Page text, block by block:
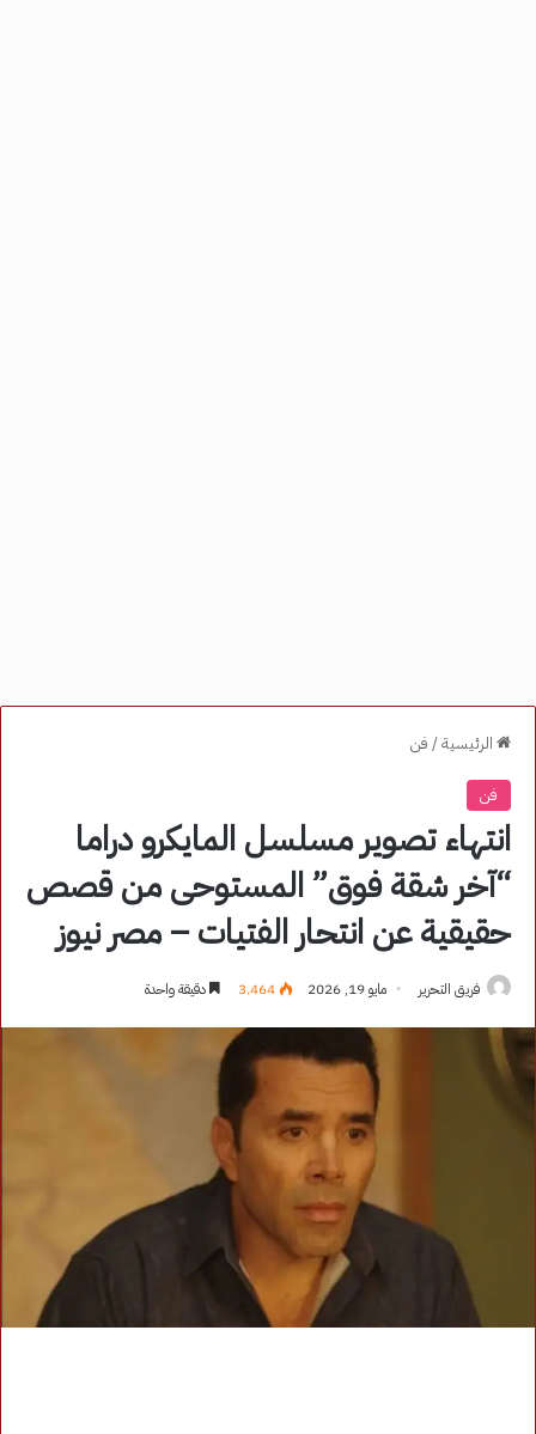
الرئيسية/ فن
فن
انتهاء تصوير مسلسل المايكرو دراما
“آخر شقة فوق” المستوحى من قصص
حقيقية عن انتحار الفتيات – مصر نيوز
فريق التحرير مايو 19, 2026 3٬464 دقيقة واحدة